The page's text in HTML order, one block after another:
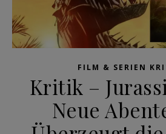
FILM & SERIEN
Kritik –
Neue